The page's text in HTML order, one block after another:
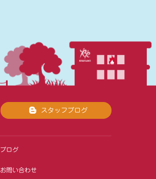
スタッフブログ
ブログ
お問い合わせ